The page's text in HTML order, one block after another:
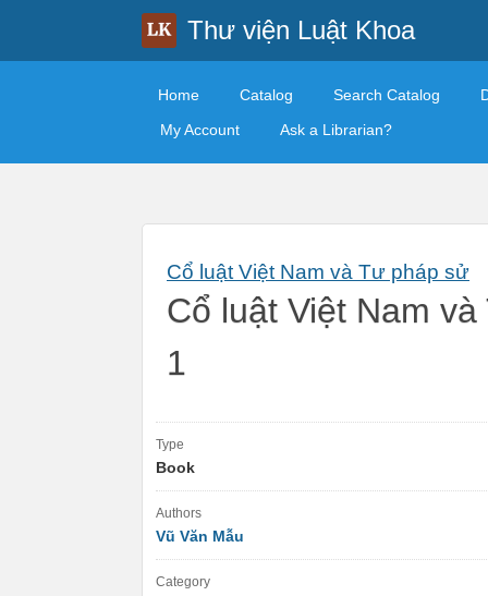
Thư viện Luật Khoa
Home Catalog Search Catalog
My Account
Ask a Librarian?
Cổ luật Việt Nam và Tư pháp sử
Cổ luật Việt Nam
1
Type
Book
Authors
Vũ Văn Mẫu
Category